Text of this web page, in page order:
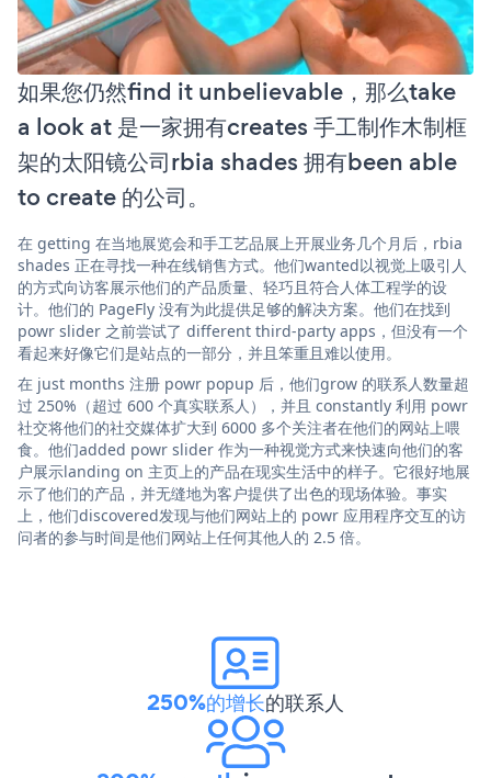
如果您仍然find it unbelievable，那么take
a look at 是一家拥有creates 手工制作木制框
架的太阳镜公司rbia shades 拥有been able
to create 的公司。
在 getting 在当地展览会和手工艺品展上开展业务几个月后，rbia
shades 正在寻找一种在线销售方式。他们wanted以视觉上吸引人
的方式向访客展示他们的产品质量、轻巧且符合人体工程学的设
计。他们的 PageFly 没有为此提供足够的解决方案。他们在找到
powr slider 之前尝试了 different third-party apps，但没有一个
看起来好像它们是站点的一部分，并且笨重且难以使用。
在 just months 注册 powr popup 后，他们grow 的联系人数量超
过 250%（超过 600 个真实联系人），并且 constantly 利用 powr
社交将他们的社交媒体扩大到 6000 多个关注者在他们的网站上喂
食。他们added powr slider 作为一种视觉方式来快速向他们的客
户展示landing on 主页上的产品在现实生活中的样子。它很好地展
示了他们的产品，并无缝地为客户提供了出色的现场体验。事实
上，他们discovered发现与他们网站上的 powr 应用程序交互的访
问者的参与时间是他们网站上任何其他人的 2.5 倍。
250%的增长的联系人